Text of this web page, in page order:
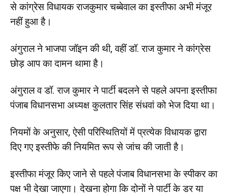
से कांग्रेस विधायक राजकुमार चब्बेवाल का इस्तीफा अभी मंजूर
नहीं हुआ है।
अंगुराल ने भाजपा जॉइन की थी, वहीं डॉ. राज कुमार ने कांग्रेस
छोड़ आप का दामन थामा है।
अंगुराल व डॉ. राज कुमार ने पार्टी बदलने से पहले अपना इस्तीफा
पंजाब विधानसभा अध्यक्ष कुलतार सिंह संधवां को भेज दिया था।
नियमों के अनुसार, ऐसी परिस्थितियों में प्रत्येक विधायक द्वारा
दिए गए इस्तीफे की नियमित रूप से जांच की जाती है।
इस्तीफा मंजूर किए जाने से पहले पंजाब विधानसभा के स्पीकर का
पक्ष भी देखा जाएगा। देखना होगा कि दोनों ने पार्टी के डर या